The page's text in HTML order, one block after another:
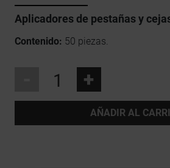
Aplicadores de pestañas y
Contenido: 50 piezas.
+
AÑADIR AL